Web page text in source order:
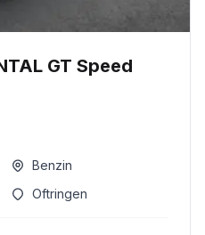
GT Speed
Benzin
Oftringen